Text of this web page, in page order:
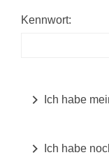
Kennwort:
Ich habe
Ich habe